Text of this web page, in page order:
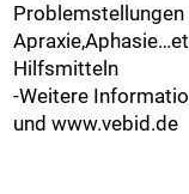
Problemstellungen
Hilfsmitteln
-Weitere
und www.vebid.de